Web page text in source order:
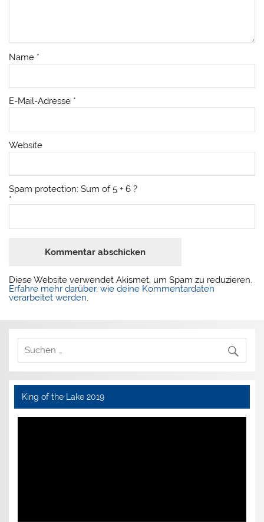
Name *
E-Mail-Adresse *
Website
Spam protection: Sum of 5 + 6 ?
*
Diese Website verwendet Akismet, um Spam zu reduzieren.
Erfahre mehr darüber, wie deine Kommentardaten
verarbeitet werden
King of the Lake 2019
Video-